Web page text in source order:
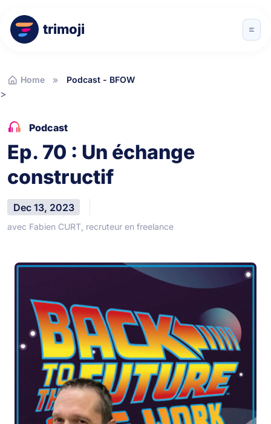
trimoji
Home Podcast - BFOW
>
Podcast
Ep. 70 : Un échange
constructif
Dec 13, 2023
avec Fabien CURT, recruteur en freelance